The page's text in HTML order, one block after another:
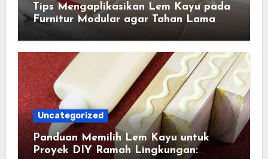
Tips Mengaplikasikan Lem Kayu pada
Furnitur Modular agar Tahan Lama
Uncategorized
Panduan Memilih Lem Kayu untuk
Proyek DIY Ramah Lingkungan: